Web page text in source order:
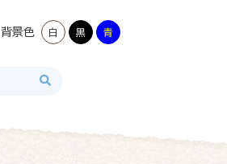
背景色 白 黒 青